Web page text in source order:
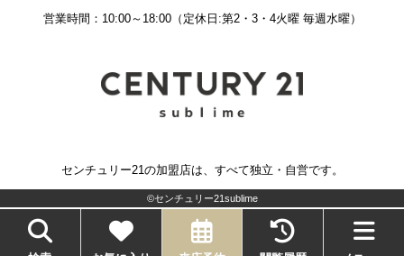
営業時間：10:00～18:00（定休日:第2・3・4火曜 毎週水曜）
センチュリー21の加盟店は、すべて独立・自営です。
©センチュリー21sublime